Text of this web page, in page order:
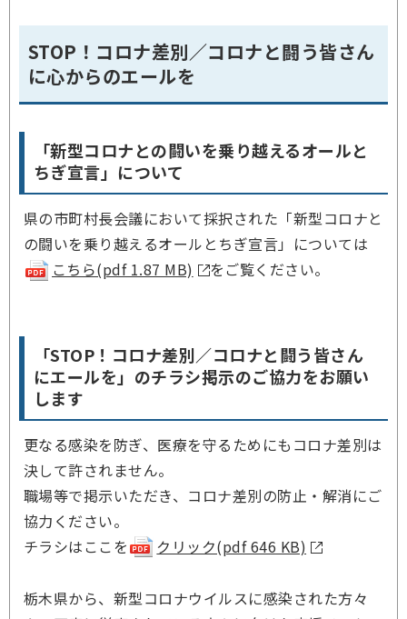
STOP！コロナ差別／コロナと闘う皆さん
に心からのエールを
「新型コロナとの闘いを乗り越えるオールと
ちぎ宣言」について
県の市町村長会議において採択された「新型コロナと
の闘いを乗り越えるオールとちぎ宣言」については
こちら(pdf 1.87 MB)
をご覧ください。
「STOP！コロナ差別／コロナと闘う皆さん
にエールを」のチラシ掲示のご協力をお願い
します
更なる感染を防ぎ、医療を守るためにもコロナ差別は
決して許されません。
職場等で掲示いただき、コロナ差別の防止・解消にご
協力ください。
チラシはここを
クリック(pdf 646 KB)
栃木県から、新型コロナウイルスに感染された方々